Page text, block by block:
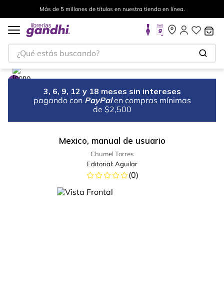
Más de 5 millones de títulos en nuestra tienda en línea.
¿Qué estás buscando?
3, 6, 9, 12 y 18 meses sin intereses
pagando con PayPal en compras mínimas
de $2,500
Mexico, manual de usuario
Chumel Torres
Editorial: Aguilar
(0)